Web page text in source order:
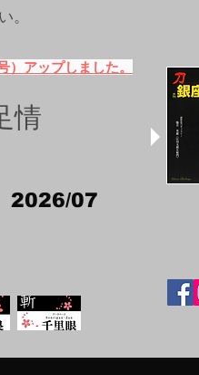
。
）アップしました。
情
2026/07